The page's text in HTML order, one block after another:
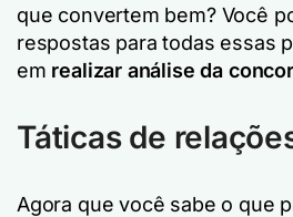
que convertem bem? Você
respostas para todas essas
em realizar análise da
Táticas de
Agora que você sabe o que